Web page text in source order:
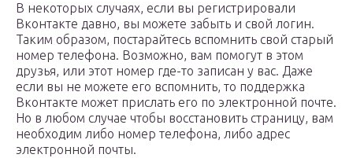
В некоторых случаях, если вы регистрировали
Вконтакте давно, вы можете забыть и свой логин.
Таким образом, постарайтесь вспомнить свой старый
номер телефона. Возможно, вам помогут в этом
друзья, или этот номер где-то записан у вас. Даже
если вы не можете его вспомнить, то поддержка
Вконтакте может прислать его по электронной почте.
Но в любом случае чтобы восстановить страницу, вам
необходим либо номер телефона, либо адрес
электронной почты.